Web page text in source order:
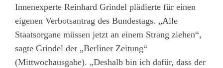
Innenexperte Reinhard Grindel plädierte für einen
eigenen Verbotsantrag des Bundestags. „Alle
Staatsorgane müssen jetzt an einem Strang ziehen“,
sagte Grindel der „Berliner Zeitung“
(Mittwochausgabe). „Deshalb bin ich dafür, dass der